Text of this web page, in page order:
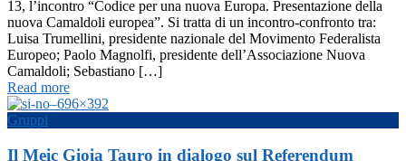
13, l’incontro “Codice per una nuova Europa. Presentazione della
nuova Camaldoli europea”. Si tratta di un incontro-confronto tra:
Luisa Trumellini, presidente nazionale del Movimento Federalista
Europeo; Paolo Magnolfi, presidente dell’Associazione Nuova
Camaldoli; Sebastiano […]
Read more
Gruppi
Il Meic Gioia Tauro in dialogo sul Referendum